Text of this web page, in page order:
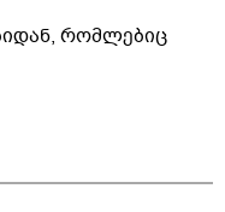
რომლებიც